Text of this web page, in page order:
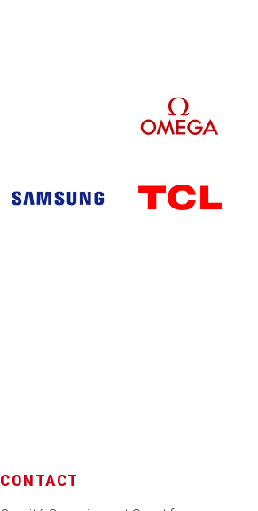
CONTACT